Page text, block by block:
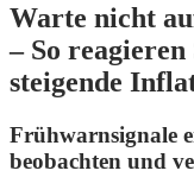
Warte nicht
– So
steigende
Frühwarnsignale
beobachten und